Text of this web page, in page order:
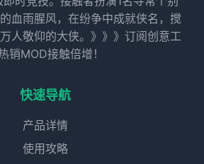
血雨腥风，在纷争中成就侠名，搅
人敬仰的大侠。》》》订阅创意工
销MOD接触倍增！
快速导航
产品详情
使用攻略